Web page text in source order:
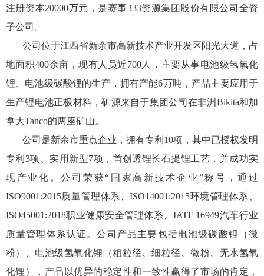
注册资本20000万元，是赛事333资源集团股份有限公司全资
子公司。
公司位于江西省新余市高新技术产业开发区阳光大道，占
地面积400余亩，现有人员近700人，主要从事电池级氢氧化
锂、电池级碳酸锂的生产，拥有产能6万吨，产品主要应用于
生产锂电池正极材料，矿源来自于集团公司在非洲Bikita和加
拿大Tanco的两座矿山。
公司是新余市重点企业，拥有专利10项，其中已授权发明
专利3项、实用新型7项，首创透锂长石提锂工艺，并成功实
现产业化。公司荣获“国家高新技术企业”称号，通过
ISO9001:2015质量管理体系、ISO14001:2015环境管理体系、
ISO45001:2018职业健康安全管理体系、IATF 16949汽车行业
质量管理体系认证。公司产品主要包括电池级碳酸锂（微
粉）、电池级氢氧化锂（粗粒径、细粒径、微粉、无水氢氧
化锂），产品以优异的稳定性和一致性赢得了市场的肯定，